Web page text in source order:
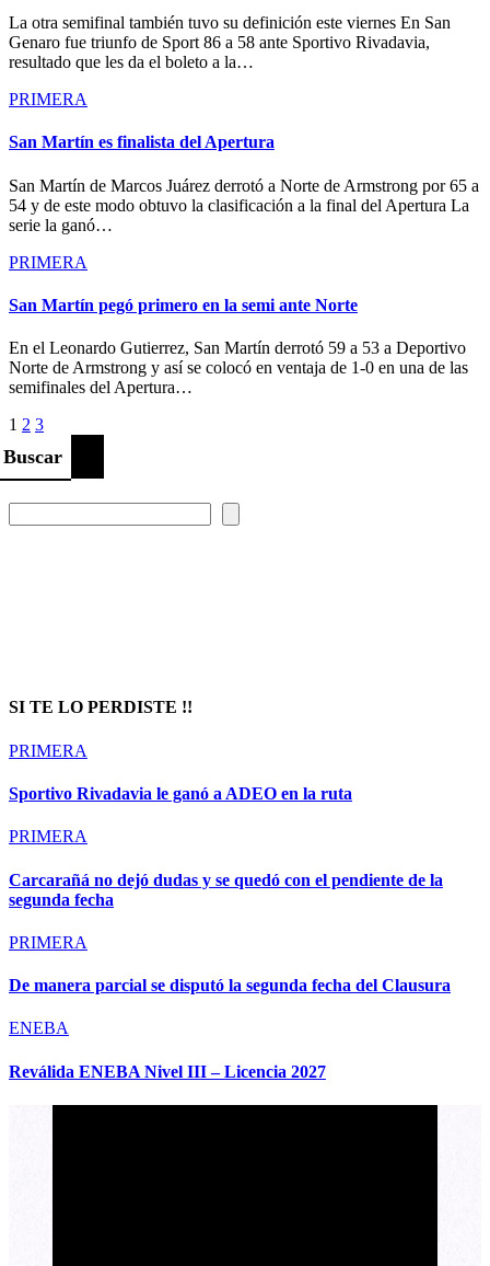
La otra semifinal también tuvo su definición este viernes En San
Genaro fue triunfo de Sport 86 a 58 ante Sportivo Rivadavia,
resultado que les da el boleto a la…
PRIMERA
San Martín es finalista del Apertura
San Martín de Marcos Juárez derrotó a Norte de Armstrong por 65 a
54 y de este modo obtuvo la clasificación a la final del Apertura La
serie la ganó…
PRIMERA
San Martín pegó primero en la semi ante Norte
En el Leonardo Gutierrez, San Martín derrotó 59 a 53 a Deportivo
Norte de Armstrong y así se colocó en ventaja de 1-0 en una de las
semifinales del Apertura…
Paginación
de
entradas
1 2 3
Buscar
SI TE LO PERDISTE !!
PRIMERA
Sportivo Rivadavia le ganó a ADEO en la ruta
PRIMERA
Carcarañá no dejó dudas y se quedó con el pendiente de la
segunda fecha
PRIMERA
De manera parcial se disputó la segunda fecha del Clausura
ENEBA
Reválida ENEBA Nivel III – Licencia 2027